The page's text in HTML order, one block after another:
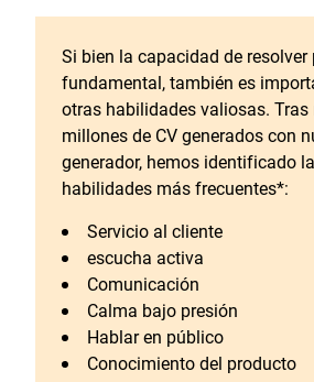
Si bien la capacidad de
fundamental, también es
otras habilidades valiosas. Tras
millones de CV generados con
generador, hemos identificado
habilidades más frecuentes*:
Servicio al cliente
escucha activa
Comunicación
Calma bajo presión
Hablar en público
Conocimiento del producto